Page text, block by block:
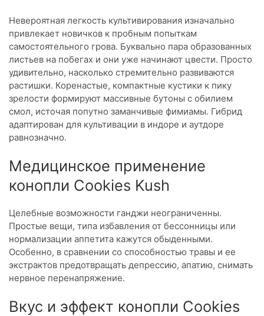
Невероятная легкость культивирования изначально
привлекает новичков к пробным попыткам
самостоятельного грова. Буквально пара образованных
листьев на побегах и они уже начинают цвести. Просто
удивительно, насколько стремительно развиваются
растишки. Коренастые, компактные кустики к пику
зрелости формируют массивные бутоны с обилием
смол, источая попутно заманчивые фимиамы. Гибрид
адаптирован для культивации в индоре и аутдоре
равнозначно.
Медицинское применение
конопли Cookies Kush
Целебные возможности ганджи неограниченны.
Простые вещи, типа избавления от бессонницы или
нормализации аппетита кажутся обыденными.
Особенно, в сравнении со способностью травы и ее
экстрактов предотвращать депрессию, апатию, снимать
нервное перенапряжение.
Вкус и эффект конопли Cookies